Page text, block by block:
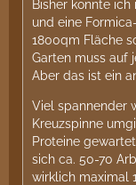
Bisher konnte ich
und eine Formica-
1800qm Fläche
Garten muss auf
Aber das ist ein
Viel spannender
Kreuzspinne
Proteine
sich ca. 50-70
wirklich maximal